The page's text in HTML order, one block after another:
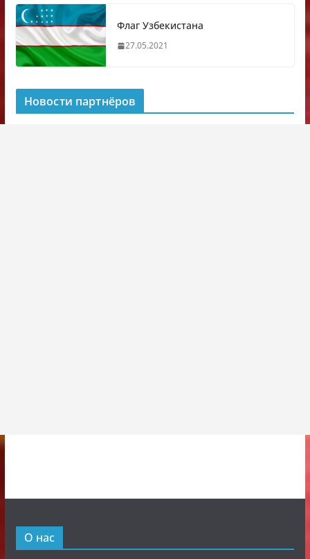
Флаг Узбекистана
27.05.2021
Новости партнёров
О нас